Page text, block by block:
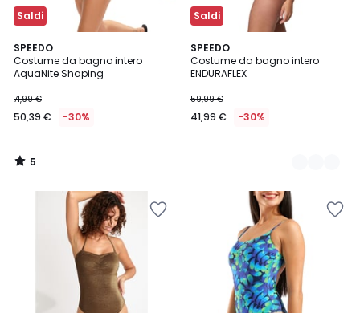
Saldi
SPEEDO
Costume da bagno intero
AquaNite Shaping
71,99 €
50,39 € -30%
5
/
5
5
/
Saldi
SPEEDO
Costume da bagno intero
ENDURAFLEX
59,99 €
41,99 € -30%
2
Colori